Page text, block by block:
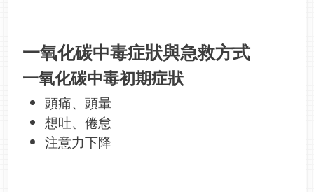
一氧化碳中毒症狀與急救方式
一氧化碳中毒初期症狀
頭痛、頭暈
想吐、倦怠
注意力下降